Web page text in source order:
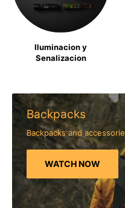
Iluminacion y
Senalizacion
Backpacks
Backpacks and
WATCH NOW